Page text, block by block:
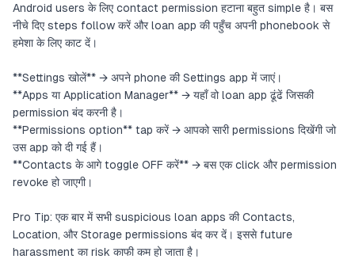
Android users के लिए contact permission हटाना बहुत simple है। बस
नीचे दिए steps follow करें और loan app की पहुँच अपनी phonebook से
हमेशा के लिए काट दें।
**Settings खोलें** → अपने phone की Settings app में जाएं।
**Apps या Application Manager** → यहाँ वो loan app ढूंढें जिसकी
permission बंद करनी है।
**Permissions option** tap करें → आपको सारी permissions दिखेंगी जो
उस app को दी गई हैं।
**Contacts के आगे toggle OFF करें** → बस एक click और permission
revoke हो जाएगी।
Pro Tip: एक बार में सभी suspicious loan apps की Contacts,
Location, और Storage permissions बंद कर दें। इससे future
harassment का risk काफी कम हो जाता है।